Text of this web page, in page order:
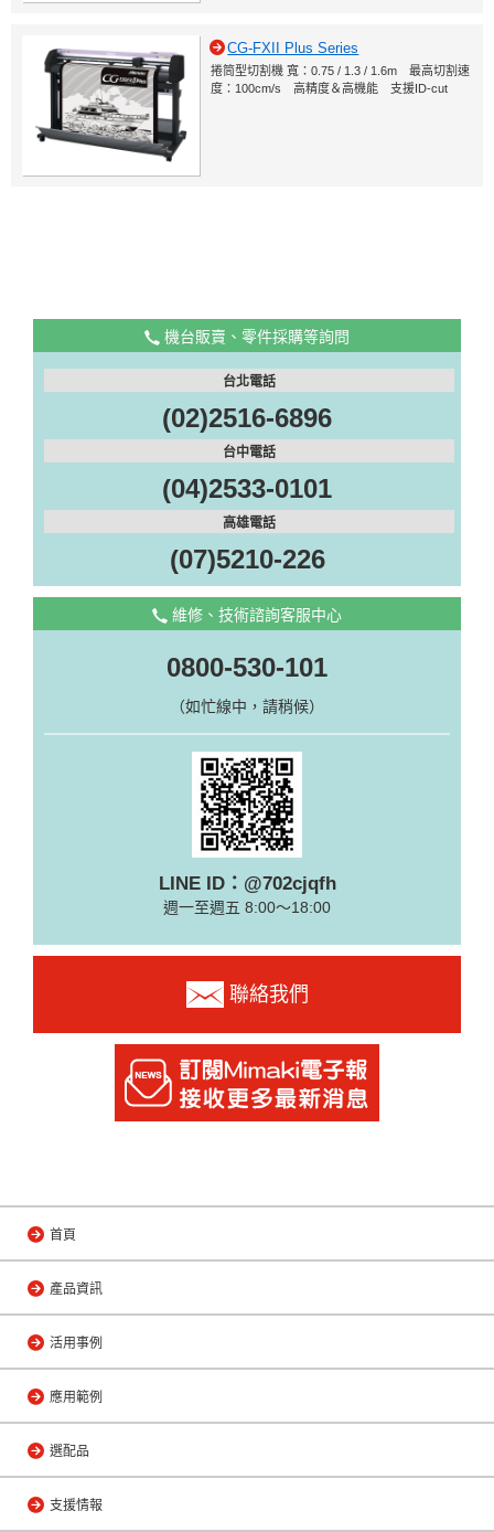
CG-FXII Plus Series
捲筒型切割機 寬：0.75 / 1.3 / 1.6m 最高切割速
度：100cm/s 高精度＆高機能 支援ID-cut
機台販賣、零件採購等詢問
台北電話
(02)2516-6896
台中電話
(04)2533-0101
高雄電話
(07)5210-226
維修、技術諮詢客服中心
0800-530-101
（如忙線中，請稍候）
LINE ID：@702cjqfh
週一至週五 8:00～18:00
聯絡我們
首頁
產品資訊
活用事例
應用範例
選配品
支援情報